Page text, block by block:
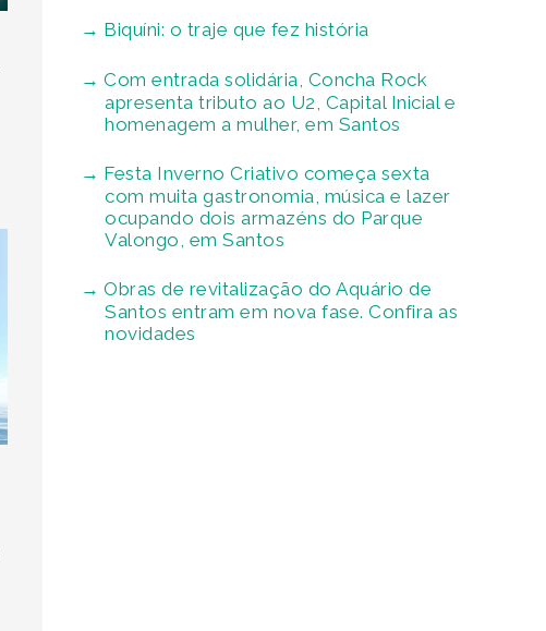
Biquíni: o traje que fez história
Com entrada solidária, Concha Rock
apresenta tributo ao U2, Capital Inicial e
homenagem a mulher, em Santos
Festa Inverno Criativo começa sexta
com muita gastronomia, música e lazer
ocupando dois armazéns do Parque
Valongo, em Santos
Obras de revitalização do Aquário de
Santos entram em nova fase. Confira as
novidades